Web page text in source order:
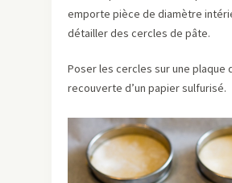
emporte pièce de diamètre
détailler des cercles de pâte.
Poser les cercles sur une plaque
recouverte d’un papier sulfurisé.